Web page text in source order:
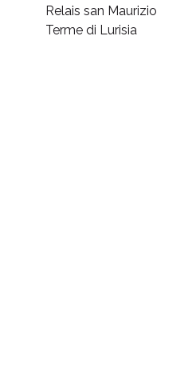
Relais san Maurizio
Terme di Lurisia